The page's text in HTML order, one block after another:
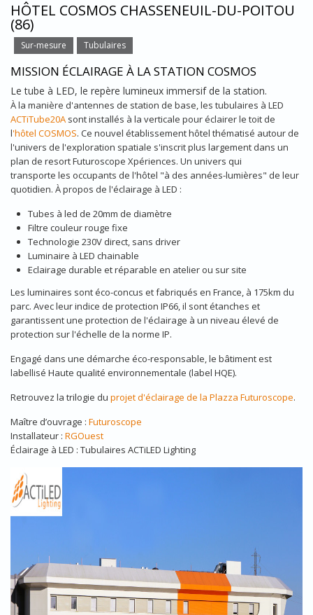
HÔTEL COSMOS CHASSENEUIL-DU-POITOU
(86)
Sur-mesure Tubulaires
MISSION ÉCLAIRAGE À LA STATION COSMOS
Le tube à LED, le repère lumineux immersif de la station.
À la manière d'antennes de station de base, les tubulaires à LED
ACTiTube20A sont installés à la verticale pour éclairer le toit de
l'hôtel COSMOS. Ce nouvel établissement hôtel thématisé autour de
l'univers de l'exploration spatiale s'inscrit plus largement dans un
plan de resort Futuroscope Xpériences. Un univers qui
transporte les occupants de l'hôtel "à des années-lumières" de leur
quotidien. À propos de l'éclairage à LED :
Tubes à led de 20mm de diamètre
Filtre couleur rouge fixe
Technologie 230V direct, sans driver
Luminaire à LED chainable
Eclairage durable et réparable en atelier ou sur site
Les luminaires sont éco-concus et fabriqués en France, à 175km du
parc. Avec leur indice de protection IP66, il sont étanches et
garantissent une protection de l'éclairage à un niveau élevé de
protection sur l'échelle de la norme IP.
Engagé dans une démarche éco-responsable, le bâtiment est
labellisé Haute qualité environnementale (label HQE).
Retrouvez la trilogie du projet d'éclairage de la Plazza Futuroscope.
Maître d’ouvrage : Futuroscope
Installateur : RGOuest
Éclairage à LED : Tubulaires ACTiLED Lighting